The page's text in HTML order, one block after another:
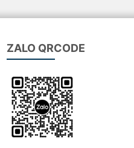
ZALO QRCODE